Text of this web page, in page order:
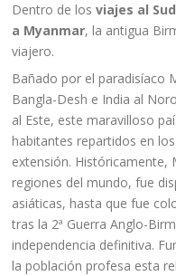
Esencial
Extensiones
Hoteles
Mapa
Contacto
Dentro de losviajes al
a Myanmar, la antigua
viajero.
Bañado por el paradisíaco
Bangla-Desh e India al
al Este, este maravilloso
habitantes repartidos en
extensión. Históricamente,
regiones del mundo, fue
asiáticas, hasta que fue
tras la 2ª Guerra Anglo-
independencia definitiva.
la población profesa esta